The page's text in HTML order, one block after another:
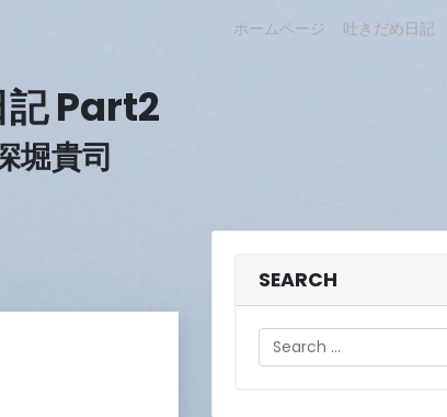
ホームページ 吐きだめ日記
記 Part2
堀貴司
SEARCH
Search